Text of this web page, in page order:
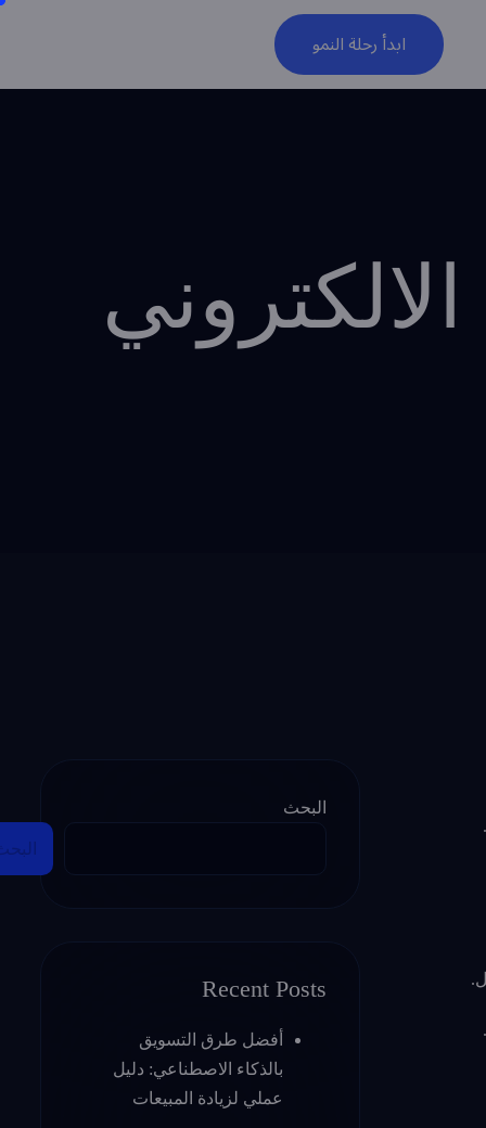
ابدأ رحلة النمو
البحث
Recent Posts
أفضل طرق التسويق
بالذكاء الاصطناعي: دليل
عملي لزيادة المبيعات